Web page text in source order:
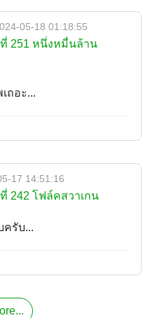
05-18 01:18:55
251 หนึ่งหมื่นล้าน
ถอะ...
17 14:51:16
242 โฟล์คสวาเกน
ครับ...